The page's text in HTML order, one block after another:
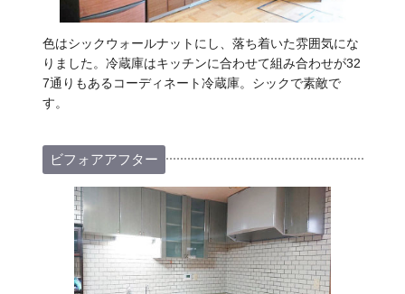
色はシックウォールナットにし、落ち着いた雰囲気にな
りました。冷蔵庫はキッチンに合わせて組み合わせが32
7通りもあるコーディネート冷蔵庫。シックで素敵で
す。
ビフォアアフター